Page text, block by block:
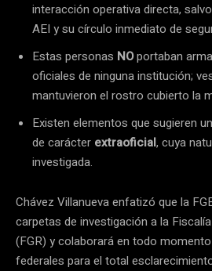
interacción operativa directa,
AEI y su círculo inmediato de
Estas personas NOportaban
oficiales de ninguna institución;
mantuvieron el rostro cubierto la
Existen elementos que sugieren
de carácter extraoficial, cuya
investigada.
Chávez Villanueva enfatizó que la
carpetas de investigación a la
(FGR) y colaborará en todo
federales para el total